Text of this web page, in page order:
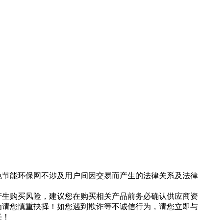
能环保网不涉及用户间因交易而产生的法律关系及法律
购买风险，建议您在购买相关产品前务必确认供应商资
您慎重抉择！如您遇到欺诈等不诚信行为，请您立即与